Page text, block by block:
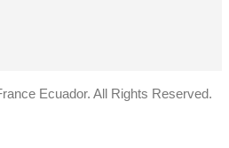
Ecuador. All Rights Reserved.